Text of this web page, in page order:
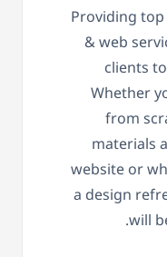
Providing
& web
clients
Whether
from
materials
website or
a design
will